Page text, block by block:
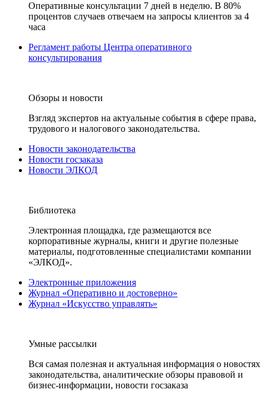
Оперативные консультации 7 дней в неделю. В 80%
процентов случаев отвечаем на запросы клиентов за 4
часа
Регламент работы Центра оперативного
консультирования
Обзоры и новости
Взгляд экспертов на актуальные события в сфере права,
трудового и налогового законодательства.
Новости законодательства
Новости госзаказа
Новости ЭЛКОД
Библиотека
Электронная площадка, где размещаются все
корпоративные журналы, книги и другие полезные
материалы, подготовленные специалистами компании
«ЭЛКОД».
Электронные приложения
Журнал «Оперативно и достоверно»
Журнал «Искусство управлять»
Умные рассылки
Вся самая полезная и актуальная информация о новостях
законодательства, аналитические обзоры правовой и
бизнес-информации, новости госзаказа